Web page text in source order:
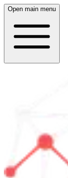
Open main menu